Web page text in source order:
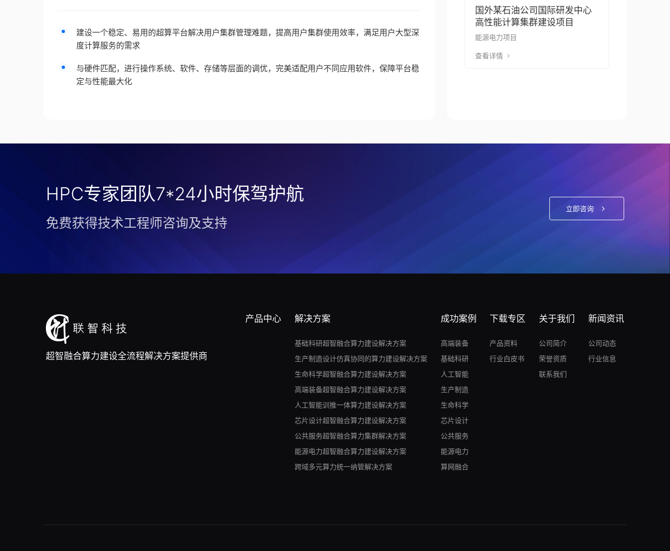
建设一个稳定、易用的超算平台解决用户集群管理难题，提高用户集群使用效率，满足用户大型深
度计算服务的需求
与硬件匹配，进行操作系统、软件、存储等层面的调优，完美适配用户不同应用软件，保障平台稳
定与性能最大化
国外某石油公司国际研发中心
高性能计算集群建设项目
能源电力项目
查看详情
HPC专家团队7*24小时保驾护航
免费获得技术工程师咨询及支持
立即咨询
超智融合算力建设全流程解决方案提供商
产品中心 解决方案
基础科研超智融合算力建设解决方案
生产制造设计仿真协同的算力建设解决方案
生命科学超智融合算力建设解决方案
高端装备超智融合算力建设解决方案
人工智能训推一体算力建设解决方案
芯片设计超智融合算力建设解决方案
公共服务超智融合算力集群解决方案
能源电力超智融合算力建设解决方案
跨域多元算力统一纳管解决方案
成功案例
高端装备
基础科研
人工智能
生产制造
生命科学
芯片设计
公共服务
能源电力
算网融合
下载专区
产品资料
行业白皮书
关于我们
公司简介
荣誉资质
联系我们
新闻资讯
公司动态
行业信息